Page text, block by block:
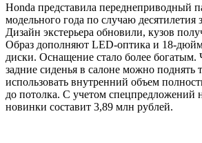
Honda представила переднеприводный
модельного года по случаю десятилетия
Дизайн экстерьера обновили, кузов
Образ дополняют LED-оптика и 18-
диски. Оснащение стало более богатым.
задние сиденья в салоне можно поднять
использовать внутренний объем
до потолка. С учетом спецпредложений
новинки составит 3,89 млн рублей.